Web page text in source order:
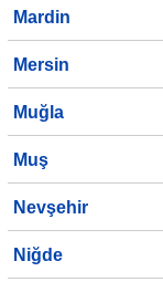
Mardin
Mersin
Muğla
Muş
Nevşehir
Niğde